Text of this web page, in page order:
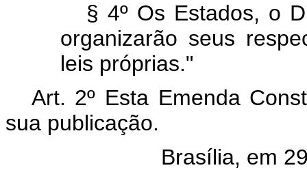
§ 4º Os Estados, o
organizarão seus
leis próprias."
Art. 2º Esta Emenda
sua publicação.
Brasília, em